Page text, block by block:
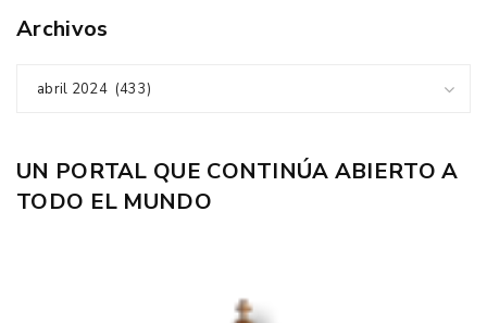
Archivos
abril 2024 (433)
UN PORTAL QUE CONTINÚA ABIERTO A
TODO EL MUNDO